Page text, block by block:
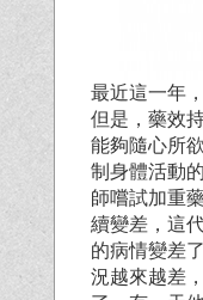
最近這一年
但是，藥效
能夠隨心所
制身體活動
師嚐試加重
續變差，這
的病情變差
況越來越差